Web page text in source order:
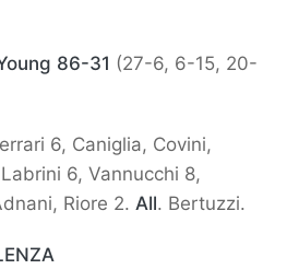
86-31 (27-6, 6-15, 20-
6, Caniglia, Covini,
6, Vannucchi 8,
Riore 2. All. Bertuzzi.